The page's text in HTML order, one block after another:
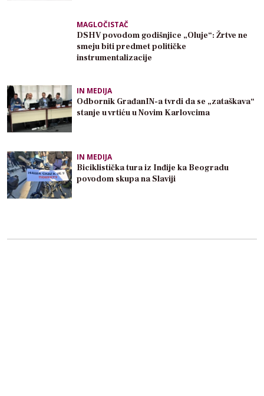
MAGLOČISTAČ
DSHV povodom godišnjice „Oluje“: Žrtve ne
smeju biti predmet političke
instrumentalizacije
IN MEDIJA
Odbornik GrađanIN-a tvrdi da se „zataškava“
stanje u vrtiću u Novim Karlovcima
IN MEDIJA
Biciklistička tura iz Inđije ka Beogradu
povodom skupa na Slaviji